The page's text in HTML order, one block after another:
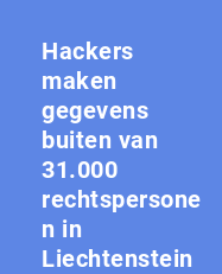
Hackers
maken
gegevens
buiten van
31.000
rechtspersone
n in
Liechtenstein